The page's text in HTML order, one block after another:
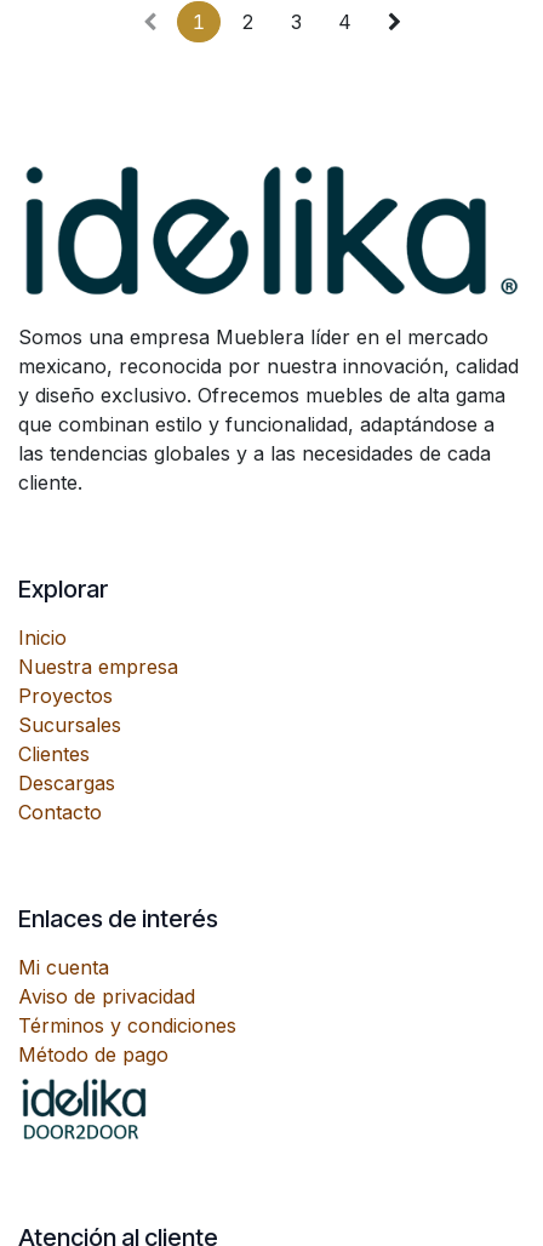
1 2 3 4
Somos una empresa Mueblera líder en el mercado
mexicano, reconocida por nuestra innovación, calidad
y diseño exclusivo. Ofrecemos muebles de alta gama
que combinan estilo y funcionalidad, adaptándose a
las tendencias globales y a las necesidades de cada
cliente.
Explorar
Inicio
Nuestra empresa
Proyectos
Sucursales
Clientes
Descargas
Contacto
Enlaces de interés
Mi cuenta
Aviso de privacidad
Términos y condiciones
Método de pago
Atención al cliente